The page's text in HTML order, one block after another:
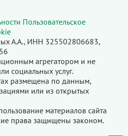
Пользовательское
А.А., ИНН 325502806683,
агрегатором и не
социальных услуг.
размещена по данным,
или из открытых
материалов сайта
права защищены законом.